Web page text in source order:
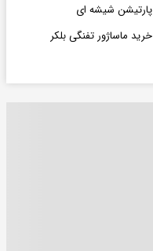
پارتیشن شیشه ای
خرید ماساژور تفنگی بلکر